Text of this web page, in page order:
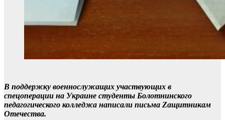
В поддержку военнослужащих участвующих в
спецоперации на Украине студенты Болотнинского
педагогического колледжа написали письма Zащитникам
Отечества.